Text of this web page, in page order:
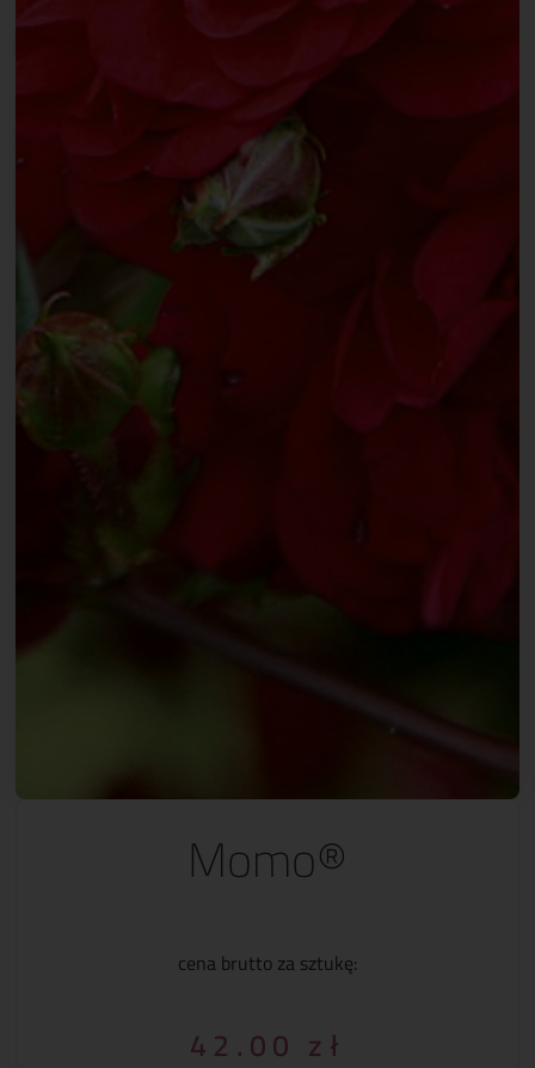
Momo®
cena brutto za sztukę:
42.00 zł